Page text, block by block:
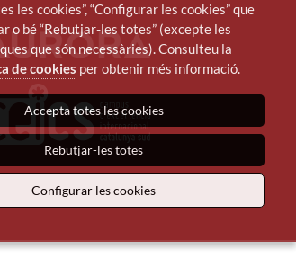
les cookies”, “Configurar les cookies” que
o bé “Rebutjar-les totes” (excepte les
que són necessàries). Consulteu la
de cookies per obtenir més informació.
Accepta totes les cookies
Rebutjar-les totes
Configurar les cookies